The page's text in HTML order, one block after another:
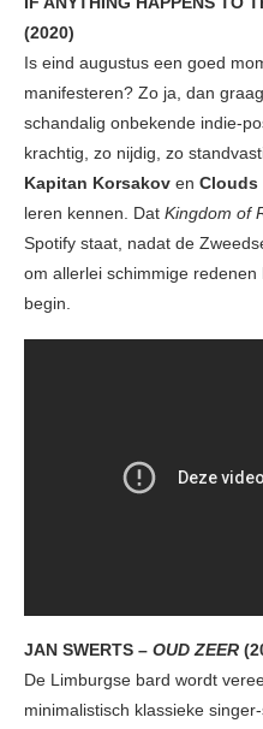
(2020)
Is eind augustus een goed
manifesteren? Zo ja, dan
schandalig onbekende indie-
krachtig, zo nijdig, zo
Kapitan Korsakov en Clouds
leren kennen. Dat Kingdom of
Spotify staat, nadat de
om allerlei schimmige
begin.
JAN SWERTS – OUD ZEER
De Limburgse bard wordt
minimalistisch klassieke